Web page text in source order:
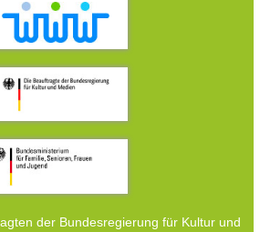
der Bundesregierung für Kultur und